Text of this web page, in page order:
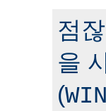
점
을
(